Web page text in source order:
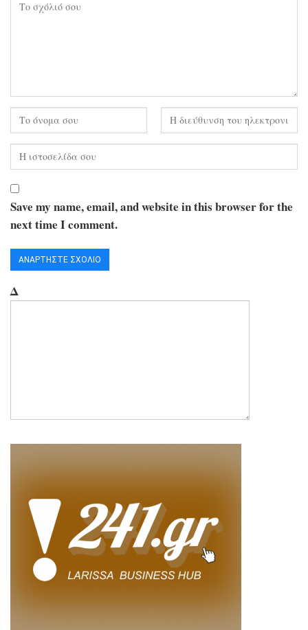
Save my name, email, and website in this browser for the
next time I comment.
Δ